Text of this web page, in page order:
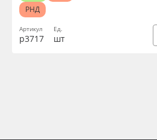
Артикул
р3717
Ед.
шт
РНД